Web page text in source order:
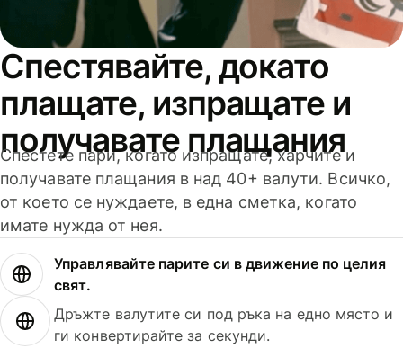
Спестявайте, докато
плащате, изпращате и
получавате плащания
Спестете пари, когато изпращате, харчите и
получавате плащания в над 40+ валути. Всичко,
от което се нуждаете, в една сметка, когато
имате нужда от нея.
Управлявайте парите си в движение по целия
свят.
Дръжте валутите си под ръка на едно място и
ги конвертирайте за секунди.